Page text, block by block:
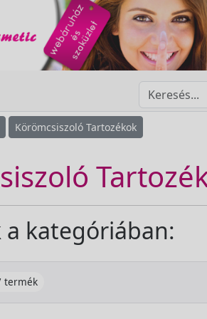
Körömcsiszoló Tartozékok
a kategóriában:
termék